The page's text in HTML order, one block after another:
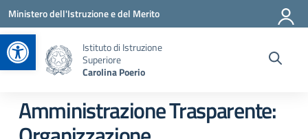
Apri la barra degli strumenti
Vai ai contenuti
Vai al menu di navigazione
Vai al footer
Ministero dell'Istruzione e del Merito
Istituto di Istruzione
Superiore
Carolina Poerio
Amministrazione Trasparente: